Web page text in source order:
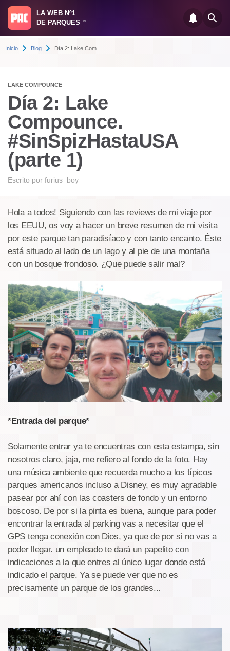
LA WEB Nº1
DE PARQUES
®
Inicio Blog Día 2: Lake Com...
LAKE COMPOUNCE
Día 2: Lake
Compounce.
#SinSpizHastaUSA
(parte 1)
Escrito por furius_boy
Hola a todos! Siguiendo con las reviews de mi viaje por
los EEUU, os voy a hacer un breve resumen de mi visita
por este parque tan paradisíaco y con tanto encanto. Éste
está situado al lado de un lago y al pie de una montaña
con un bosque frondoso. ¿Que puede salir mal?
*Entrada del parque*
Solamente entrar ya te encuentras con esta estampa, sin
nosotros claro, jaja, me refiero al fondo de la foto. Hay
una música ambiente que recuerda mucho a los típicos
parques americanos incluso a Disney, es muy agradable
pasear por ahí con las coasters de fondo y un entorno
boscoso. De por si la pinta es buena, aunque para poder
encontrar la entrada al parking vas a necesitar que el
GPS tenga conexión con Dios, ya que de por si no vas a
poder llegar. un empleado te dará un papelito con
indicaciones a la que entres al único lugar donde está
indicado el parque. Ya se puede ver que no es
precisamente un parque de los grandes...